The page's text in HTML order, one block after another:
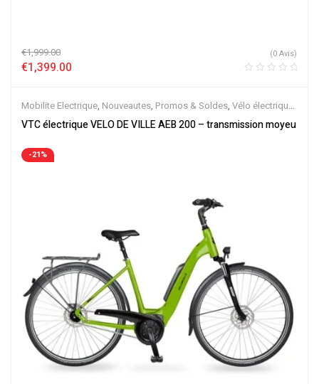
€1,999.00
€1,399.00
(0 Avis)
Mobilite Electrique, Nouveautes, Promos & Soldes, Vélo électrique
ville,Velos Electriques,VTC Electrique
VTC électrique VELO DE VILLE AEB 200 – transmission moyeu
-21%